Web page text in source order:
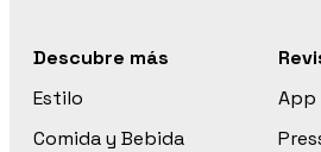
Descubre más
Estilo
Comida y Bebida
App